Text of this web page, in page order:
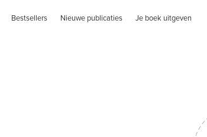
Bestsellers Nieuwe publicaties Je boek uitgeven